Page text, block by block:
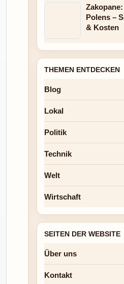
Polens –
& Kosten
THEMEN ENTDECKEN
Blog
Lokal
Politik
Technik
Welt
Wirtschaft
SEITEN DER WEBSITE
Über uns
Kontakt